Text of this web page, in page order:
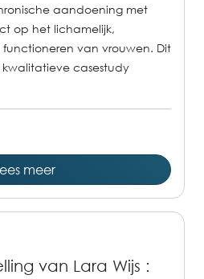
aandoening met
op het lichamelijk,
van vrouwen. Dit
casestudy
meer
van Lara Wijs :